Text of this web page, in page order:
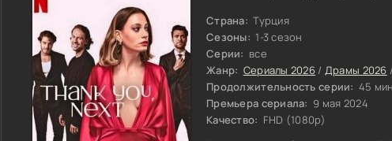
Страна: Турция
Сезоны: 1-3 сезон
Серии: все
Жанр: Сериалы 2026 / Драмы 2026 /
Продолжительность серии: 45 мин
Премьера сериала: 9 мая 2024
Качество: FHD (1080p)